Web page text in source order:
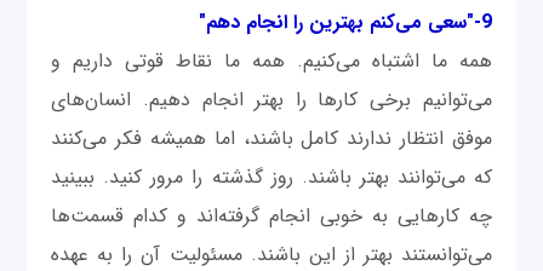
9-"سعی می‌کنم بهترین را انجام دهم"
همه ما اشتباه می‌کنیم. همه ما نقاط قوتی داریم و
می‌توانیم برخی کارها را بهتر انجام دهیم. انسان‌های
موفق انتظار ندارند کامل باشند، اما همیشه فکر می‌کنند
که می‌توانند بهتر باشند. روز گذشته را مرور کنید. ببینید
چه کارهایی به خوبی انجام گرفته‌اند و کدام قسمت‌ها
می‌توانستند بهتر از این باشند. مسئولیت آن را به عهده